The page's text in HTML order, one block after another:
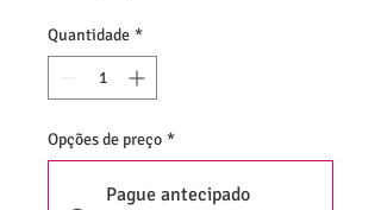
Quantidade *
Opções de preço *
Pague antecipado